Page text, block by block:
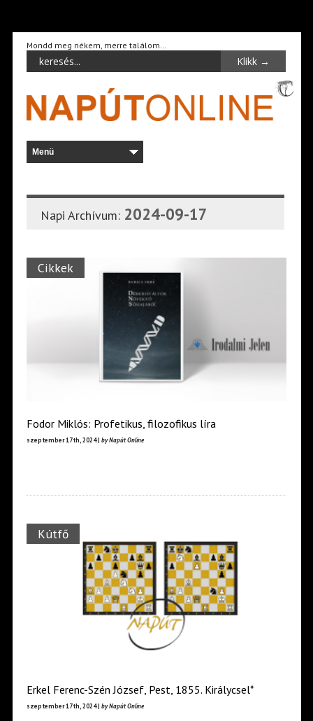
Mondd meg nékem, merre találom…
Napi Archívum: 2024-09-17
Cikkek
Fodor Miklós: Profetikus, filozofikus líra
szeptember 17th, 2024 | by Napút Online
Kútfő
Erkel Ferenc-Szén József, Pest, 1855. Királycsel*
szeptember 17th, 2024 | by Napút Online